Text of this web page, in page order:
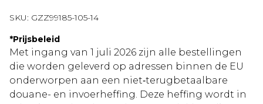
SKU: GZZ99185-105-14
*Prijsbeleid
Met ingang van 1 juli 2026 zijn alle bestellingen
die worden geleverd op adressen binnen de EU
onderworpen aan een niet‑terugbetaalbare
douane- en invoerheffing. Deze heffing wordt in